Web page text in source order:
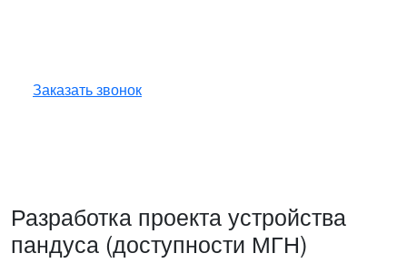
Заказать звонок
Разработка проекта устройства
пандуса (доступности МГН)